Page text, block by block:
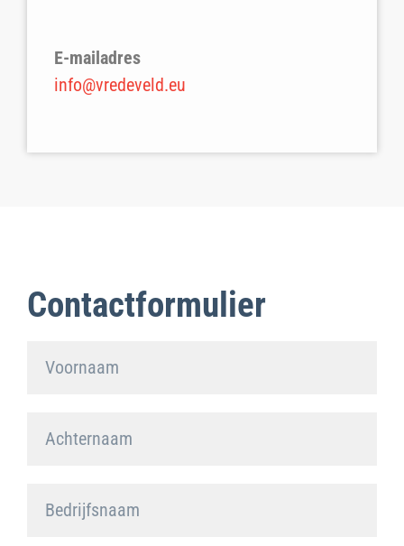
E-mailadres
info@vredeveld.eu
Contactformulier